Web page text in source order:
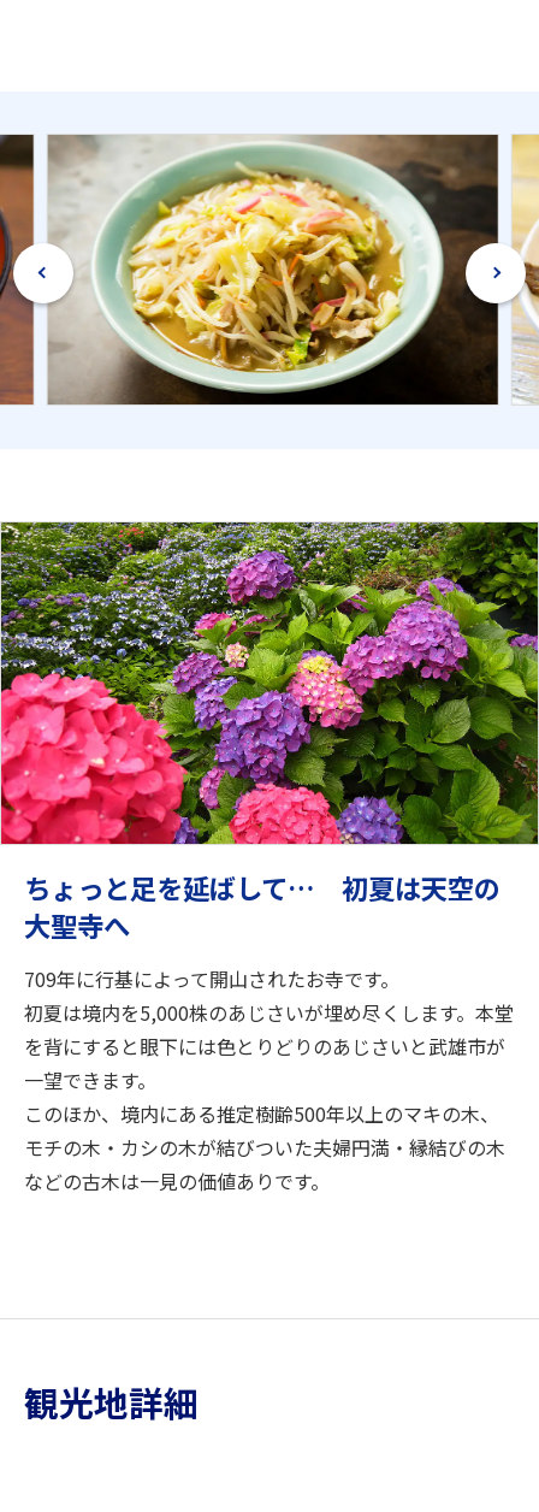
ちょっと足を延ばして… 初夏は天空の
大聖寺へ
709年に行基によって開山されたお寺です。
初夏は境内を5,000株のあじさいが埋め尽くします。本堂
を背にすると眼下には色とりどりのあじさいと武雄市が
一望できます。
このほか、境内にある推定樹齢500年以上のマキの木、
モチの木・カシの木が結びついた夫婦円満・縁結びの木
などの古木は一見の価値ありです。
観光地詳細